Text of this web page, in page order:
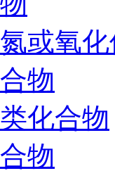
或氧
物
化合物
物